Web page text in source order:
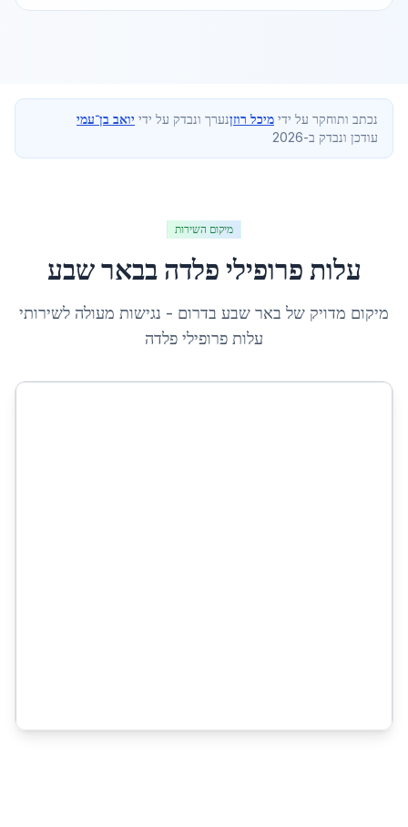
נכתב ותוחקר על ידי מיכל רוזןנערך ונבדק על ידי יואב בן־עמי
עודכן ונבדק ב-2026
מיקום השירות
עלות פרופילי פלדה בבאר שבע
מיקום מדויק של באר שבע בדרום - נגישות מעולה לשירותי
עלות פרופילי פלדה